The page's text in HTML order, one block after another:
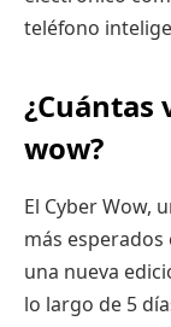
teléfono
¿Cuántas
wow?
El Cyber Wow,
más
una nueva
lo largo de 5